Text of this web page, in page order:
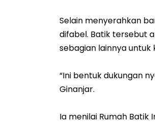
Selain menyerahkan
difabel. Batik tersebut
sebagian lainnya untuk
“Ini bentuk dukungan
Ginanjar.
Ia menilai Rumah